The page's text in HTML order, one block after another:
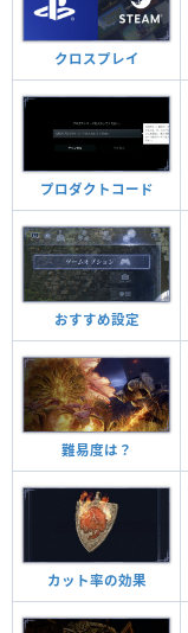
クロスプレイ
プロダクトコード
おすすめ設定
難易度は？
カット率の効果